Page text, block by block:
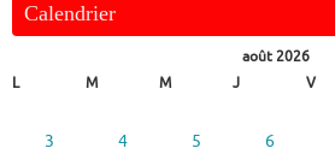
Calendrier
août 2026
L
M M J V
3
4 5 6